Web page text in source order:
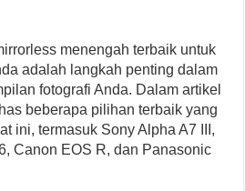
menengah terbaik untuk
adalah langkah penting dalam
fotografi Anda. Dalam artikel
beberapa pilihan terbaik yang
ini, termasuk Sony Alpha A7 III,
Canon EOS R, dan Panasonic